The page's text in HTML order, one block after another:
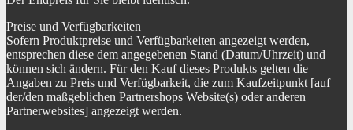
Preise und Verfügbarkeiten
Sofern Produktpreise und Verfügbarkeiten angezeigt werden,
entsprechen diese dem angegebenen Stand (Datum/Uhrzeit) und
können sich ändern. Für den Kauf dieses Produkts gelten die
Angaben zu Preis und Verfügbarkeit, die zum Kaufzeitpunkt [auf
der/den maßgeblichen Partnershops Website(s) oder anderen
Partnerwebsites] angezeigt werden.